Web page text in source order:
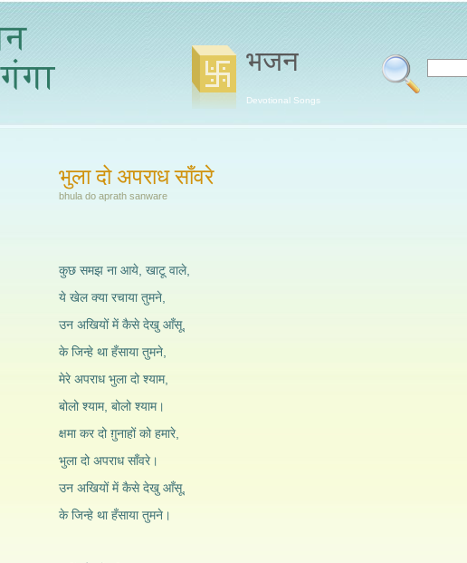
भजन
Devotional Songs
भुला दो अपराध साँवरे
bhula do aprath sanware
कुछ समझ ना आये, खाटू वाले,
ये खेल क्या रचाया तुमने,
उन अखियों में कैसे देखु आँसू,
के जिन्हे था हँसाया तुमने,
मेरे अपराध भुला दो श्याम,
बोलो श्याम, बोलो श्याम।
क्षमा कर दो ग़ुनाहों को हमारे,
भुला दो अपराध साँवरे।
उन अखियों में कैसे देखु आँसू,
के जिन्हे था हँसाया तुमने।